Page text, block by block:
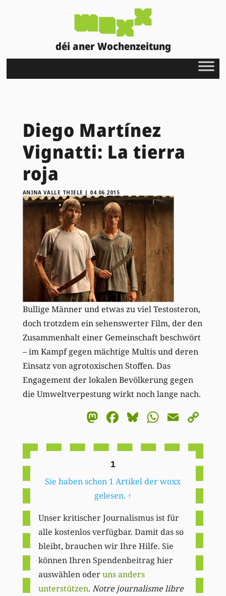
déi aner Wochenzeitung
Diego Martínez
Vignatti: La tierra
roja
ANINA VALLE THIELE | 04.06.2015
Bullige Männer und etwas zu viel Testosteron,
doch trotzdem ein sehenswerter Film, der den
Zusammenhalt einer Gemeinschaft beschwört
– im Kampf gegen mächtige Multis und deren
Einsatz von agrotoxischen Stoffen. Das
Engagement der lokalen Bevölkerung gegen
die Umweltverpestung wirkt noch lange nach.
Mastodon
Facebook
BlueskyEmail
1
Sie haben schon 1 Artikel der woxx
gelesen. ↑
Unser kritischer Journalismus ist für
alle kostenlos verfügbar. Damit das so
bleibt, brauchen wir Ihre Hilfe. Sie
können Ihren Spendenbeitrag hier
auswählen oderuns anders
unterstützen. Notre journalisme libre